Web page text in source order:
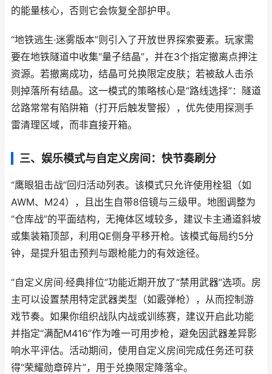
的能量核心，否则它会恢复全部护甲。
“地铁逃生·迷雾版本”则引入了开放世界探索要素。玩家需
要在地铁隧道中收集“量子结晶”，并在3个指定撤离点押注
资源。若撤离成功，结晶可兑换限定皮肤；若被敌人击杀
则掉落所有结晶。这一模式的策略核心是“路线选择”：隧道
岔路常常有陷阱箱（打开后触发警报），优先使用探测手
雷清理区域，而非直接开箱。
三、娱乐模式与自定义房间：快节奏刷分
“鹰眼狙击战”回归活动列表。该模式只允许使用栓狙（如
AWM、M24），且出生自带8倍镜与三级甲。地图调整为
“仓库战”的平面结构，无掩体区域较多，建议卡主通道斜坡
或集装箱顶部，利用QE侧身平移开枪。该模式每局约5分
钟，是提升狙击预判与跟枪能力的有效途径。
“自定义房间·经典排位”功能近期开放了“禁用武器”选项。房
主可以设置禁用特定武器类型（如霰弹枪），从而控制游
戏节奏。如果你组织战队内战或训练赛，建议开启此功能
并指定“满配M416”作为唯一可用步枪，避免因武器差异影
响水平评估。活动期间，使用自定义房间完成任务还可获
得“荣耀勋章碎片”，用于兑换限定降落伞。